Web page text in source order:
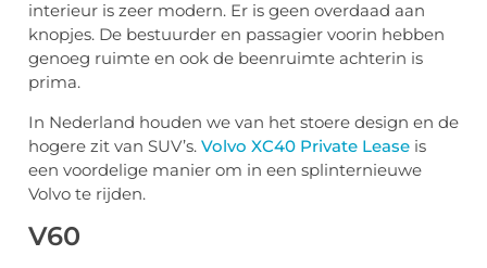
interieur is zeer modern. Er is geen overdaad aan
knopjes. De bestuurder en passagier voorin hebben
genoeg ruimte en ook de beenruimte achterin is
prima.
In Nederland houden we van het stoere design en de
hogere zit van SUV’s. Volvo XC40 Private Lease is
een voordelige manier om in een splinternieuwe
Volvo te rijden.
V60